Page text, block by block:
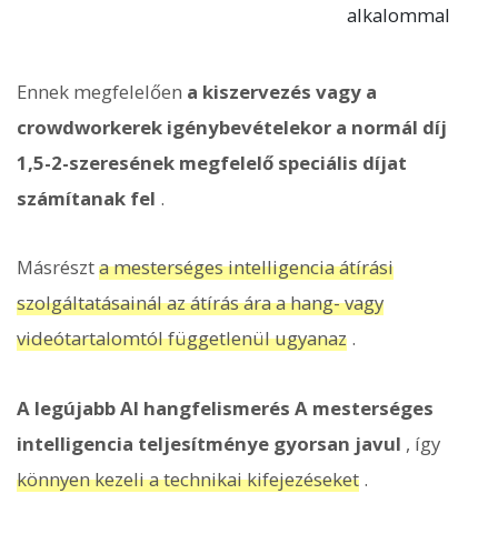
alkalommal
Ennek megfelelően a kiszervezés vagy a
crowdworkerek igénybevételekor a normál díj
1,5-2-szeresének megfelelő speciális díjat
számítanak fel .
Másrészta mesterséges intelligencia átírási
szolgáltatásainál az átírás ára a hang- vagy
videótartalomtól függetlenül ugyanaz .
A legújabb AI hangfelismerés A mesterséges
intelligencia teljesítménye gyorsan javul , így
könnyen kezeli a technikai kifejezéseket .